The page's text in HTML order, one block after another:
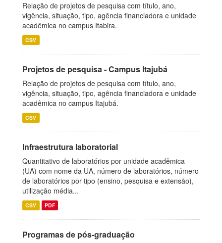
Relação de projetos de pesquisa com título, ano,
vigência, situação, tipo, agência financiadora e unidade
acadêmica no campus Itabira.
CSV
Projetos de pesquisa - Campus Itajubá
Relação de projetos de pesquisa com título, ano,
vigência, situação, tipo, agência financiadora e unidade
acadêmica no campus Itajubá.
CSV
Infraestrutura laboratorial
Quantitativo de laboratórios por unidade acadêmica
(UA) com nome da UA, número de laboratórios, número
de laboratórios por tipo (ensino, pesquisa e extensão),
utilização média...
CSV PDF
Programas de pós-graduação